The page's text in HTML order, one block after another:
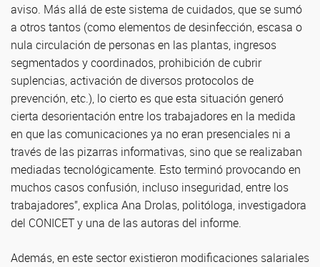
aviso. Más allá de este sistema de cuidados, que se sumó
a otros tantos (como elementos de desinfección, escasa o
nula circulación de personas en las plantas, ingresos
segmentados y coordinados, prohibición de cubrir
suplencias, activación de diversos protocolos de
prevención, etc.), lo cierto es que esta situación generó
cierta desorientación entre los trabajadores en la medida
en que las comunicaciones ya no eran presenciales ni a
través de las pizarras informativas, sino que se realizaban
mediadas tecnológicamente. Esto terminó provocando en
muchos casos confusión, incluso inseguridad, entre los
trabajadores”, explica Ana Drolas, politóloga, investigadora
del CONICET y una de las autoras del informe.
Además, en este sector existieron modificaciones salariales